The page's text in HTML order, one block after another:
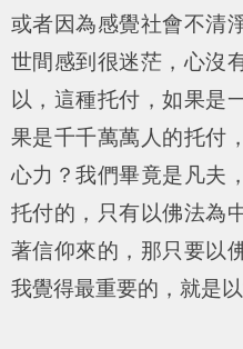
或者因為感覺社會不清
世間感到很迷茫，心沒
以，這種托付，如果是
果是千千萬萬人的托付
心力？我們畢竟是凡夫
托付的，只有以佛法為
著信仰來的，那只要以
我覺得最重要的，就是以